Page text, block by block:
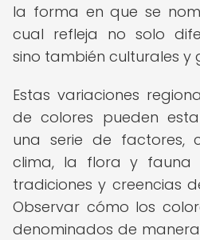
la forma en que se
cual refleja no solo
sino también culturales y
Estas variaciones
de colores pueden
una serie de factores,
clima, la flora y fauna
tradiciones y creencias
Observar cómo los
denominados de